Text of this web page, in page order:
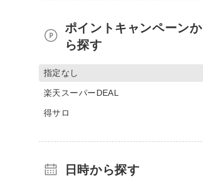
ポイントキャンペーンか
ら探す
指定なし
楽天スーパーDEAL
得サロ
日時から探す